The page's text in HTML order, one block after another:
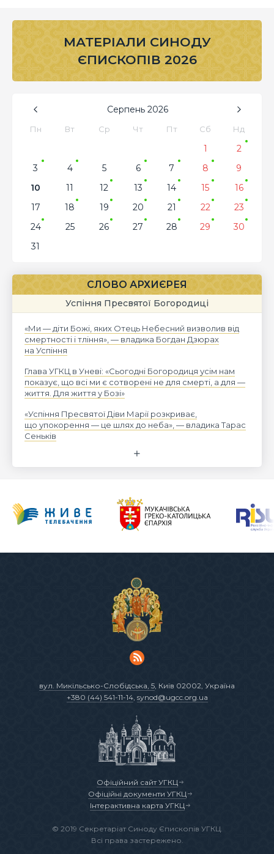
МАТЕРІАЛИ СИНОДУ
ЄПИСКОПІВ 2026
Серпень 2026
Пн Вт Ср Чт Пт Сб Нд
1
2
3
4 5 6 7 8
9
10
11 12 13 14 15
16
17
18 19 20 21 22
23
24
25 26 27 28 29
30
31
СЛОВО АРХИЄРЕЯ
Успіння Пресвятої Богородиці
«Ми — діти Божі, яких Отець Небесний визволив від
смертності і тління», — владика Богдан Дзюрах
на Успіння
Глава УГКЦ в Уневі: «Сьогодні Богородиця усім нам
показує, що всі ми є сотворені не для смерті, а для —
життя. Для життя у Бозі»
«Успіння Пресвятої Діви Марії розкриває,
що упокорення — це шлях до неба», — владика Тарас
Сеньків
вул. Микільсько-Слобідська, 5, Київ 02002, Україна
+380 (44) 541-11-14, synod@ugcc.org.ua
Офіційний сайт УГКЦ
Офіційні документи УГКЦ
Інтерактивна карта УГКЦ
© 2019 Секретаріат Синоду Єпископів УГКЦ.
Всі права застережено.